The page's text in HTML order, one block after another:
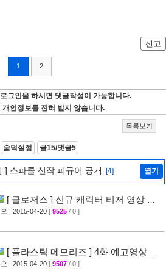
신고
1 2
로그인을 하시면 댓글작성이 가능합니다.
개인정보를 전혀 받지 않습니다.
목록보기
숨덕설정 글15/댓글5
] 스파클 신작 피규어 공개 [4] 열기
[ 클로저스 ] 신규 캐릭터 티저 영상 공
| 2015-04-20 [ 9525 / 0 ]
[ 플라스틱 메모리즈 ] 4화 예고영상 +
션 비교 화면 공개
| 2015-04-20 [ 9507 / 0 ]